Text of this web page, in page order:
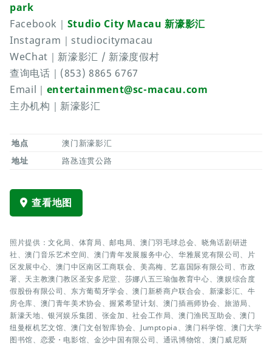
park
Facebook｜ Studio City Macau 新濠影汇
Instagram｜studiocitymacau
WeChat｜新濠影汇 / 新濠度假村
查询电话｜(853) 8865 6767
Email｜ entertainment@sc-macau.com
主办机构｜新濠影汇
地点
澳门新濠影汇
地址
路氹连贯公路
查看地图
照片提供：文化局、体育局、邮电局、澳门羽毛球总会、晓角话剧研进
社、澳门音乐艺术空间、澳门青年发展服务中心、华雅展览有限公司、片
区发展中心、澳门中区南区工商联会、美高梅、艺嘉国际有限公司、市政
署、天主教澳门教区圣安多尼堂、莎娜八五三瑜伽教育中心、澳娱综合度
假股份有限公司、东方葡萄牙学会、澳门新桥商户联合会、新濠影汇、牛
房仓库、澳门青年美术协会、握紧希望计划、澳门插画师协会、旅游局、
新濠天地、银河娱乐集团、张金加、社会工作局、澳门渔民互助会、澳门
纽曼枢机艺文馆、澳门文创智库协会、Jumptopia、澳门科学馆、澳门大学
图书馆、恋爱・电影馆、金沙中国有限公司、通讯博物馆、澳门威尼斯